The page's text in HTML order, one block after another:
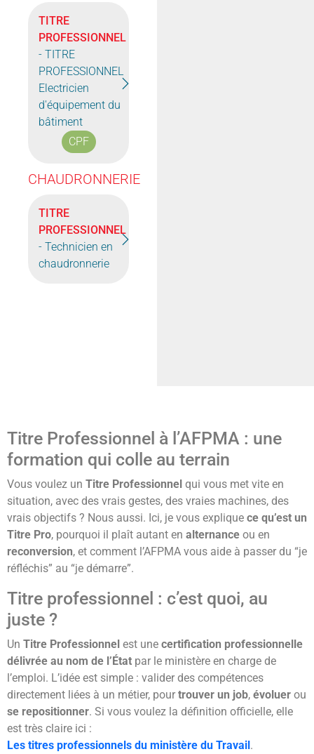
TITRE
PROFESSIONNEL
- TITRE
PROFESSIONNEL
Electricien
d'équipement du
bâtiment
CPF
CHAUDRONNERIE
TITRE
PROFESSIONNEL
- Technicien en
chaudronnerie
Titre Professionnel à l’AFPMA : une
formation qui colle au terrain
Vous voulez un Titre Professionnel qui vous met vite en
situation, avec des vrais gestes, des vraies machines, des
vrais objectifs ? Nous aussi. Ici, je vous explique ce qu’est un
Titre Pro, pourquoi il plaît autant en alternance ou en
reconversion, et comment l’AFPMA vous aide à passer du “je
réfléchis” au “je démarre”.
Titre professionnel : c’est quoi, au
juste ?
Un Titre Professionnel est une certification professionnelle
délivrée au nom de l’État par le ministère en charge de
l’emploi. L’idée est simple : valider des compétences
directement liées à un métier, pour trouver un job, évoluer ou
se repositionner. Si vous voulez la définition officielle, elle
est très claire ici :
Les titres professionnels du ministère du Travail.